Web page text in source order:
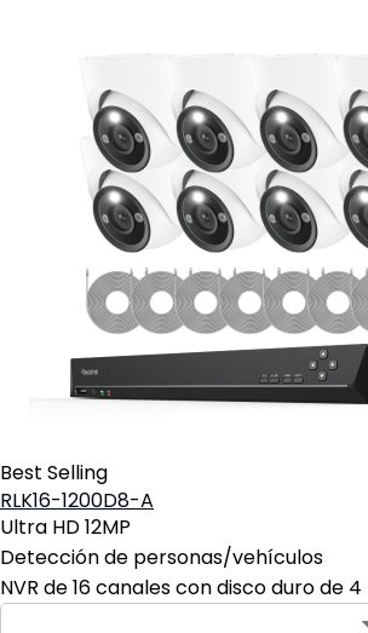
Best Selling
RLK16-1200D8-A
Ultra HD 12MP
Detección de personas/vehículos
NVR de 16 canales con disco duro de 4